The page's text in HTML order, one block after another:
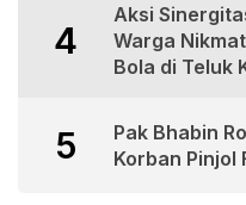
4
Aksi
Warga
Bola di Teluk
5
Pak Bhabin
Korban Pinjol